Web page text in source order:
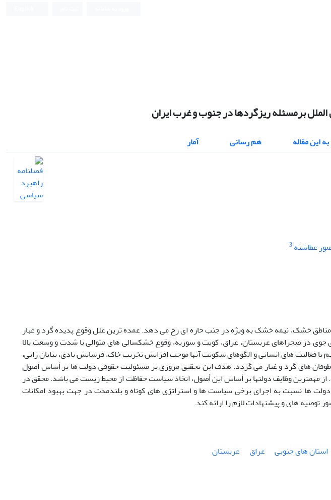
برمسئله ریزگردها در جنوب و غرب ایران
این مقاله هم رسانی
آمار
عطاشنه3
خشک، نیمه خشک به ویژه در جنب حاره ای رخ می دهد. عمده ترین علل وقوع پدیده گرد و غبار
جوی در صحراهای عربستان، عراق، کویت و سوریه، وقوع خشکسالی های متوالی با شدت و وسعت بالا
فعالیت های انسانی و الگوهای سکونت آنها موجب افزایش تخریب خاک، فرسایش بادی، بیابان زایی،
های گرد و غبار می گردد. هدف این تحقیق مروری بر مسئولیت حقوقی دولت ها بر أساس أصول
مهمترین وظایف دولتها بر أساس این أصول، اتخاذ سیاست حفاظت از محیط زیست می باشد. محقق در
ها نسبت به اجرای برخی سیاست ها و استراتژی های کوتاه و بلندمدت در جهت بهبود امکانات
های و پیشنهادات لازم را ارائه کند.
استان های جنوبی عراق
عربستان